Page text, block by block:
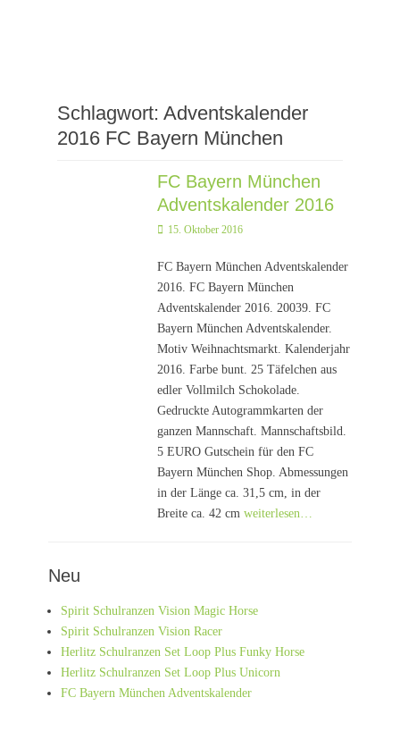
Schlagwort: Adventskalender
2016 FC Bayern München
FC Bayern München
Adventskalender 2016
Posted
15. Oktober 2016
FC Bayern München Adventskalender
2016. FC Bayern München
Adventskalender 2016. 20039. FC
Bayern München Adventskalender.
Motiv Weihnachtsmarkt. Kalenderjahr
2016. Farbe bunt. 25 Täfelchen aus
edler Vollmilch Schokolade.
Gedruckte Autogrammkarten der
ganzen Mannschaft. Mannschaftsbild.
5 EURO Gutschein für den FC
Bayern München Shop. Abmessungen
in der Länge ca. 31,5 cm, in der
Breite ca. 42 cmweiterlesen…
Neu
Spirit Schulranzen Vision Magic Horse
Spirit Schulranzen Vision Racer
Herlitz Schulranzen Set Loop Plus Funky Horse
Herlitz Schulranzen Set Loop Plus Unicorn
FC Bayern München Adventskalender